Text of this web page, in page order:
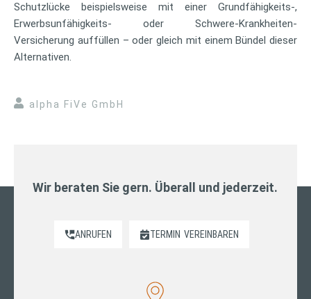
Schutzlücke beispielsweise mit einer Grundfähigkeits-,
Erwerbsunfähigkeits- oder Schwere-Krankheiten-
Versicherung auffüllen – oder gleich mit einem Bündel dieser
Alternativen.
alpha FiVe GmbH
Wir beraten Sie gern. Überall und jederzeit.
ANRUFEN TERMIN VEREINBAREN